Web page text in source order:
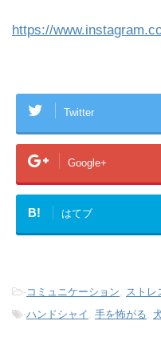
https://
Twitter
Google+
B! はてブ
-コミュニケーション ストレ
-ハンドシャイ 手を怖がる